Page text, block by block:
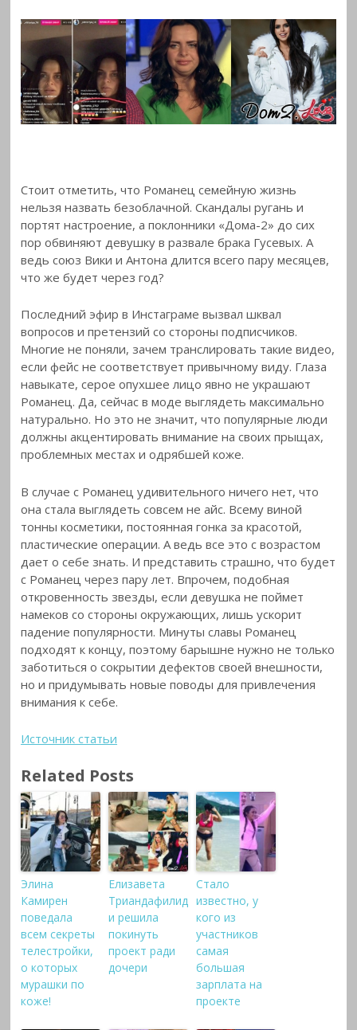
Стоит отметить, что Романец семейную жизнь
нельзя назвать безоблачной. Скандалы ругань и
портят настроение, а поклонники «Дома-2» до сих
пор обвиняют девушку в развале брака Гусевых. А
ведь союз Вики и Антона длится всего пару месяцев,
что же будет через год?
Последний эфир в Инстаграме вызвал шквал
вопросов и претензий со стороны подписчиков.
Многие не поняли, зачем транслировать такие видео,
если фейс не соответствует привычному виду. Глаза
навыкате, серое опухшее лицо явно не украшают
Романец. Да, сейчас в моде выглядеть максимально
натурально. Но это не значит, что популярные люди
должны акцентировать внимание на своих прыщах,
проблемных местах и одрябшей коже.
В случае с Романец удивительного ничего нет, что
она стала выглядеть совсем не айс. Всему виной
тонны косметики, постоянная гонка за красотой,
пластические операции. А ведь все это с возрастом
дает о себе знать. И представить страшно, что будет
с Романец через пару лет. Впрочем, подобная
откровенность звезды, если девушка не поймет
намеков со стороны окружающих, лишь ускорит
падение популярности. Минуты славы Романец
подходят к концу, поэтому барышне нужно не только
заботиться о сокрытии дефектов своей внешности,
но и придумывать новые поводы для привлечения
внимания к себе.
Источник статьи
Related Posts
Элина
Камирен
поведала
всем секреты
телестройки,
о которых
мурашки по
коже!
Елизавета
Триандафилид
и решила
покинуть
проект ради
дочери
Стало
известно, у
кого из
участников
самая
большая
зарплата на
проекте